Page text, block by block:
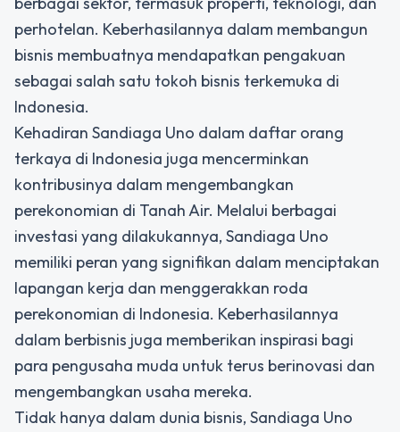
perhotelan. Keberhasilannya dalam membangun
bisnis membuatnya mendapatkan pengakuan
sebagai salah satu tokoh bisnis terkemuka di
Indonesia.
Kehadiran Sandiaga Uno dalam daftar orang
terkaya di Indonesia juga mencerminkan
kontribusinya dalam mengembangkan
perekonomian di Tanah Air. Melalui berbagai
investasi yang dilakukannya, Sandiaga Uno
memiliki peran yang signifikan dalam menciptakan
lapangan kerja dan menggerakkan roda
perekonomian di Indonesia. Keberhasilannya
dalam berbisnis juga memberikan inspirasi bagi
para pengusaha muda untuk terus berinovasi dan
mengembangkan usaha mereka.
Tidak hanya dalam dunia bisnis, Sandiaga Uno